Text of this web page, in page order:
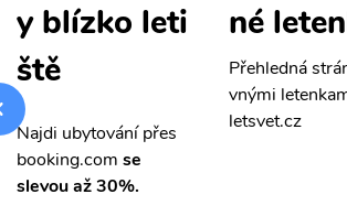
y blízko leti
ště
Najdi ubytování přes
booking.com se
slevou až 30%.
né
Přehledná
vnými
letsvet.cz